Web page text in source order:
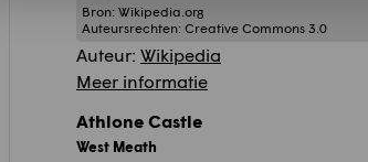
Bron: Wikipedia.org
Auteursrechten: Creative Commons 3.0
Auteur: Wikipedia
Meer informatie
Athlone Castle
West Meath